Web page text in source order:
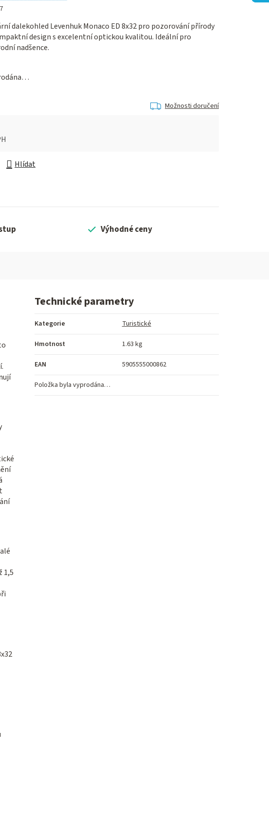
dalekohled Levenhuk Monaco ED 8x32 pro pozorování přírody
design s excelentní optickou kvalitou. Ideální pro
nadšence.
Možnosti doručení
Hlídat
Výhodné ceny
1,5
Technické parametry
Kategorie Turistické
Hmotnost 1.63 kg
EAN 5905555000862
Položka byla vyprodána…